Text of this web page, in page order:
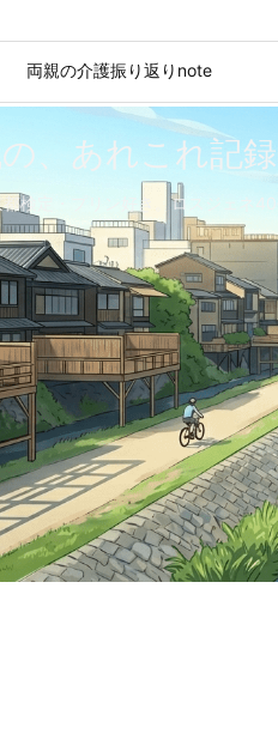
両親の介護振り返りnote
、あれこれ記
検定・プリン好き。ロスジェネ